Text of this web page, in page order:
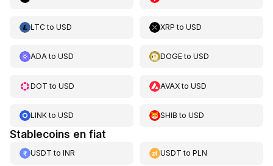
LTCto USD XRP toUSD
ADAto USD DOGEtoUSD
DOT to USD AVAXtoUSD
LINKto USD SHIB toUSD
Stablecoins en fiat
USDT to INR USDT toPLN